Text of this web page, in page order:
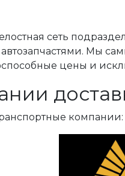
сеть
Мы
цены и
компании: